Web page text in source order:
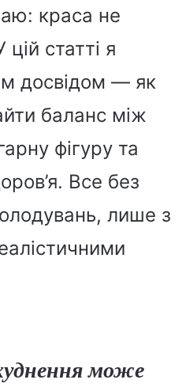
краса не
статті я
досвідом — як
баланс між
фігуру та
Все без
лише з
може